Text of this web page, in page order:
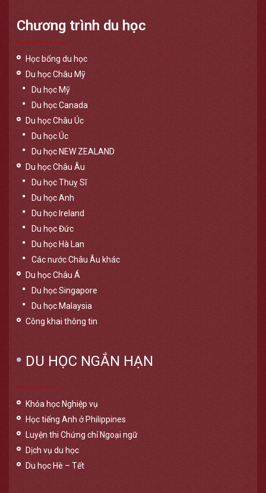
Chương trình du học
Học bổng du học
Du học Châu Mỹ
Du học Mỹ
Du học Canada
Du học Châu Úc
Du học Úc
Du học NEW ZEALAND
Du học Châu Âu
Du học Thuỵ Sĩ
Du học Anh
Du học Ireland
Du học Đức
Du học Hà Lan
Các nước Châu Âu khác
Du học Châu Á
Du học Singapore
Du học Malaysia
Công khai thông tin
DU HỌC NGẮN HẠN
Khóa học Nghiệp vụ
Học tiếng Anh ở Philippines
Luyện thi Chứng chỉ Ngoại ngữ
Dịch vụ du học
Du học Hè – Tết